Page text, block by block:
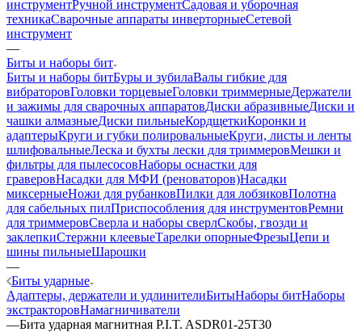
инструментРучной инструментСадовая и уборочная
техникаСварочные аппараты инверторныеСетевой
инструмент
—
Биты и наборы бит
Биты и наборы битБуры и зубилаВалы гибкие для
вибраторовГоловки торцевыеГоловки триммерныеДержатели
и зажимы для сварочных аппаратовДиски абразивныеДиски и
чашки алмазныеДиски пильныеКордщеткиКоронки и
адаптерыКруги и губки полировальныеКруги, листы и ленты
шлифовальныеЛеска и бухты лески для триммеровМешки и
фильтры для пылесосовНаборы оснастки для
граверовНасадки для МФИ (реноваторов)Насадки
миксерныеНожи для рубанковПилки для лобзиковПолотна
для сабельных пилПриспособления для инструментовРемни
для триммеровСверла и наборы сверлСкобы, гвозди и
заклепкиСтержни клеевыеТарелки опорныеФрезыЦепи и
шины пильныеШарошки
—
Биты ударные
Адаптеры, держатели и удлинителиБитыНаборы битНаборы
экстракторовНамагничиватели
—Бита ударная магнитная P.I.T. ASDR01-25T30